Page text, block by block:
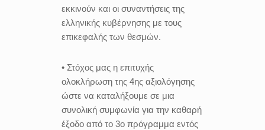
εκκινούν και οι συναντήσεις της
ελληνικής κυβέρνησης με τους
επικεφαλής των θεσμών.
• Στόχος μας η επιτυχής
ολοκλήρωση της 4ης αξιολόγησης
ώστε να καταλήξουμε σε μια
συνολική συμφωνία για την καθαρή
έξοδο από το 3ο πρόγραμμα εντός